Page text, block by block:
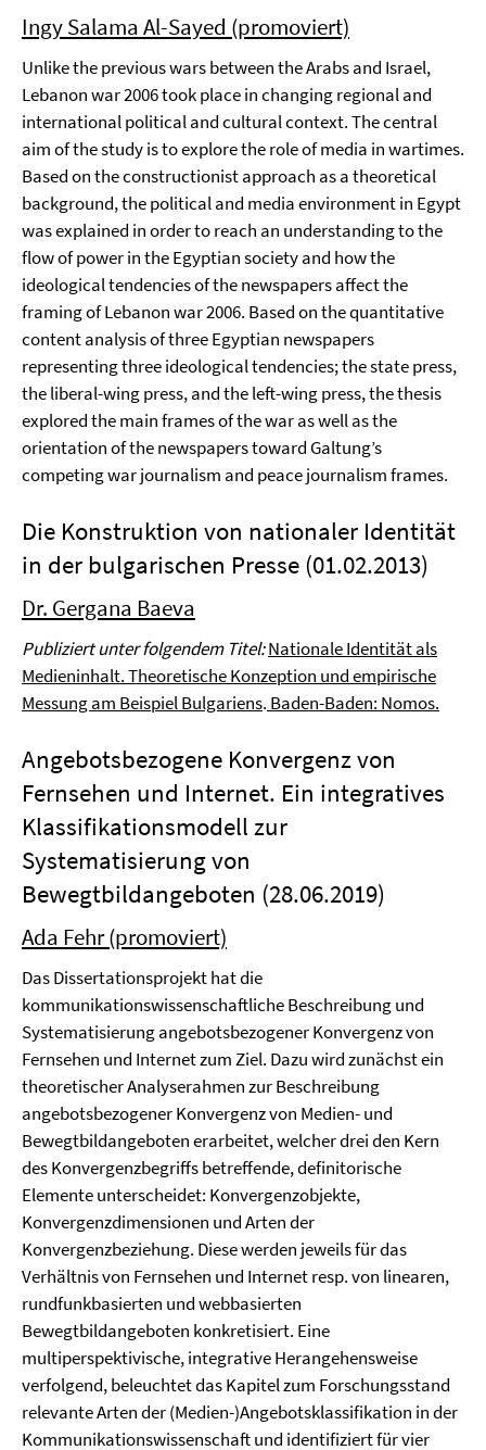
Ingy Salama Al-Sayed (promoviert)
Unlike the previous wars between the Arabs and Israel,
Lebanon war 2006 took place in changing regional and
international political and cultural context. The central
aim of the study is to explore the role of media in wartimes.
Based on the constructionist approach as a theoretical
background, the political and media environment in Egypt
was explained in order to reach an understanding to the
flow of power in the Egyptian society and how the
ideological tendencies of the newspapers affect the
framing of Lebanon war 2006. Based on the quantitative
content analysis of three Egyptian newspapers
representing three ideological tendencies; the state press,
the liberal-wing press, and the left-wing press, the thesis
explored the main frames of the war as well as the
orientation of the newspapers toward Galtung’s
competing war journalism and peace journalism frames.
Die Konstruktion von nationaler Identität
in der bulgarischen Presse (01.02.2013)
Dr. Gergana Baeva
Publiziert unter folgendem Titel:Nationale Identität als
Medieninhalt. Theoretische Konzeption und empirische
Messung am Beispiel Bulgariens. Baden-Baden: Nomos.
Angebotsbezogene Konvergenz von
Fernsehen und Internet. Ein integratives
Klassifikationsmodell zur
Systematisierung von
Bewegtbildangeboten (28.06.2019)
Ada Fehr (promoviert)
Das Dissertationsprojekt hat die
kommunikationswissenschaftliche Beschreibung und
Systematisierung angebotsbezogener Konvergenz von
Fernsehen und Internet zum Ziel. Dazu wird zunächst ein
theoretischer Analyserahmen zur Beschreibung
angebotsbezogener Konvergenz von Medien- und
Bewegtbildangeboten erarbeitet, welcher drei den Kern
des Konvergenzbegriffs betreffende, definitorische
Elemente unterscheidet: Konvergenzobjekte,
Konvergenzdimensionen und Arten der
Konvergenzbeziehung. Diese werden jeweils für das
Verhältnis von Fernsehen und Internet resp. von linearen,
rundfunkbasierten und webbasierten
Bewegtbildangeboten konkretisiert. Eine
multiperspektivische, integrative Herangehensweise
verfolgend, beleuchtet das Kapitel zum Forschungsstand
relevante Arten der (Medien-)Angebotsklassifikation in der
Kommunikationswissenschaft und identifiziert für vier